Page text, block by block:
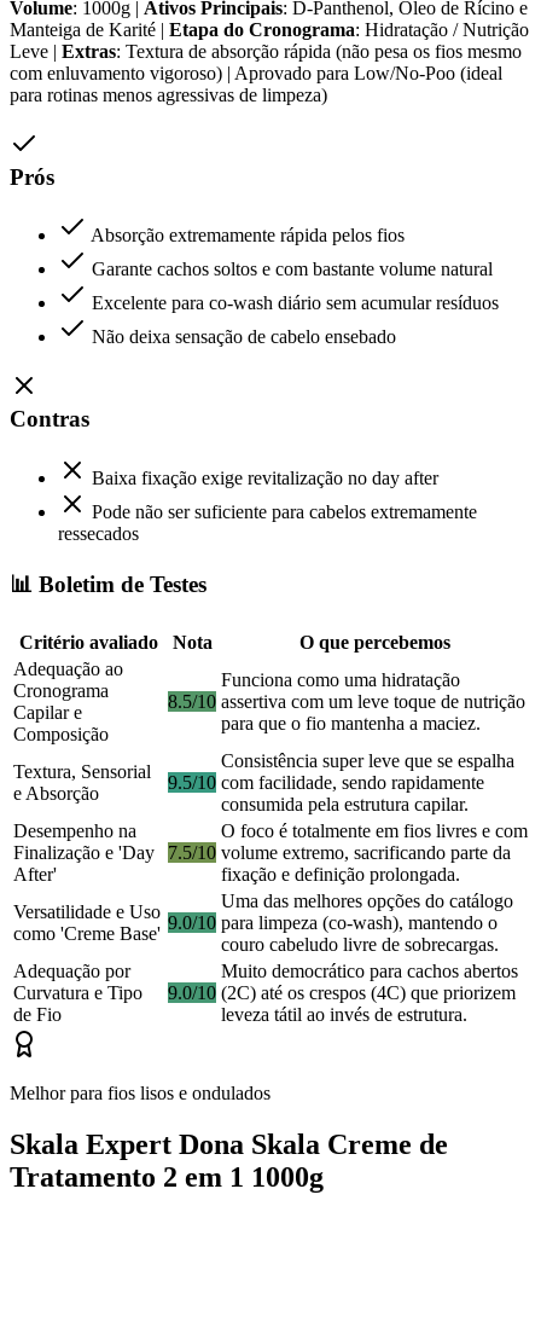
Volume: 1000g | Ativos Principais: D-Panthenol, Óleo de Rícino e
Manteiga de Karité | Etapa do Cronograma: Hidratação / Nutrição
Leve | Extras: Textura de absorção rápida (não pesa os fios mesmo
com enluvamento vigoroso) | Aprovado para Low/No-Poo (ideal
para rotinas menos agressivas de limpeza)
Prós
Absorção extremamente rápida pelos fios
Garante cachos soltos e com bastante volume natural
Excelente para co-wash diário sem acumular resíduos
Não deixa sensação de cabelo ensebado
Contras
Baixa fixação exige revitalização no day after
Pode não ser suficiente para cabelos extremamente
ressecados
📊 Boletim de Testes
Critério avaliado Nota
O que percebemos
Adequação ao
Cronograma
Capilar e
Composição
8.5/10
Funciona como uma hidratação
assertiva com um leve toque de nutrição
para que o fio mantenha a maciez.
Textura, Sensorial
e Absorção
9.5/10
Consistência super leve que se espalha
com facilidade, sendo rapidamente
consumida pela estrutura capilar.
Desempenho na
Finalização e 'Day
After'
7.5/10
O foco é totalmente em fios livres e com
volume extremo, sacrificando parte da
fixação e definição prolongada.
Versatilidade e Uso
como 'Creme Base'
9.0/10
Uma das melhores opções do catálogo
para limpeza (co-wash), mantendo o
couro cabeludo livre de sobrecargas.
Adequação por
Curvatura e Tipo
de Fio
9.0/10
Muito democrático para cachos abertos
(2C) até os crespos (4C) que priorizem
leveza tátil ao invés de estrutura.
Melhor para fios lisos e ondulados
Skala Expert Dona Skala Creme de
Tratamento 2 em 1 1000g